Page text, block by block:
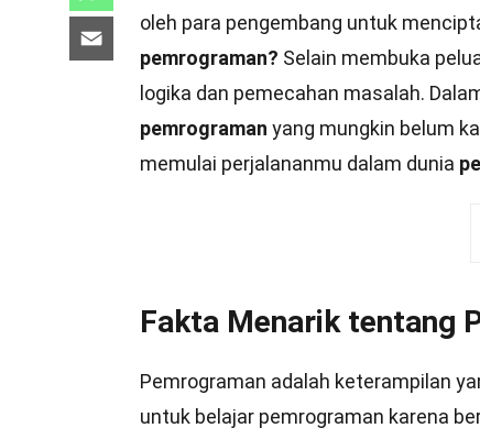
oleh para pengembang untuk
pemrograman? Selain membuka
logika dan pemecahan masalah.
pemrograman yang mungkin belum
memulai perjalananmu dalam dunia
Fakta Menarik tentang
Pemrograman adalah keterampilan
untuk belajar pemrograman karena